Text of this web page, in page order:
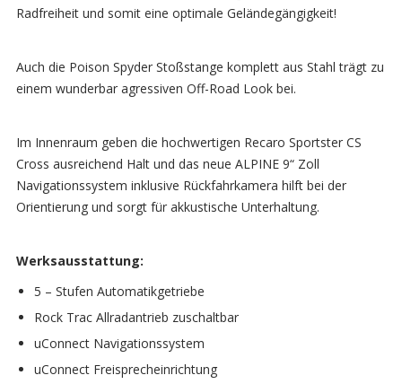
Radfreiheit und somit eine optimale Geländegängigkeit!
Auch die Poison Spyder Stoßstange komplett aus Stahl trägt zu
einem wunderbar agressiven Off-Road Look bei.
Im Innenraum geben die hochwertigen Recaro Sportster CS
Cross ausreichend Halt und das neue ALPINE 9“ Zoll
Navigationssystem inklusive Rückfahrkamera hilft bei der
Orientierung und sorgt für akkustische Unterhaltung.
Werksausstattung:
5 – Stufen Automatikgetriebe
Rock Trac Allradantrieb zuschaltbar
uConnect Navigationssystem
uConnect Freisprecheinrichtung